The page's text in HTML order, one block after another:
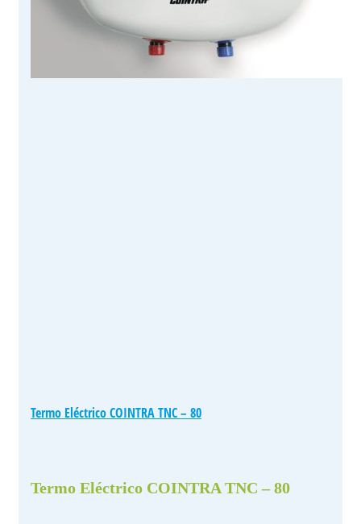
Termo Eléctrico COINTRA TNC – 80
Termo Eléctrico COINTRA TNC – 80